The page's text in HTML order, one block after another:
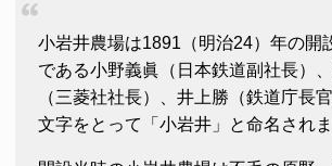
小岩井農場は1891（明治24）年の開
である小野義眞（日本鉄道副社長）
（三菱社社長）、井上勝（鉄道庁長
⽂字をとって「小岩井」と命名されま